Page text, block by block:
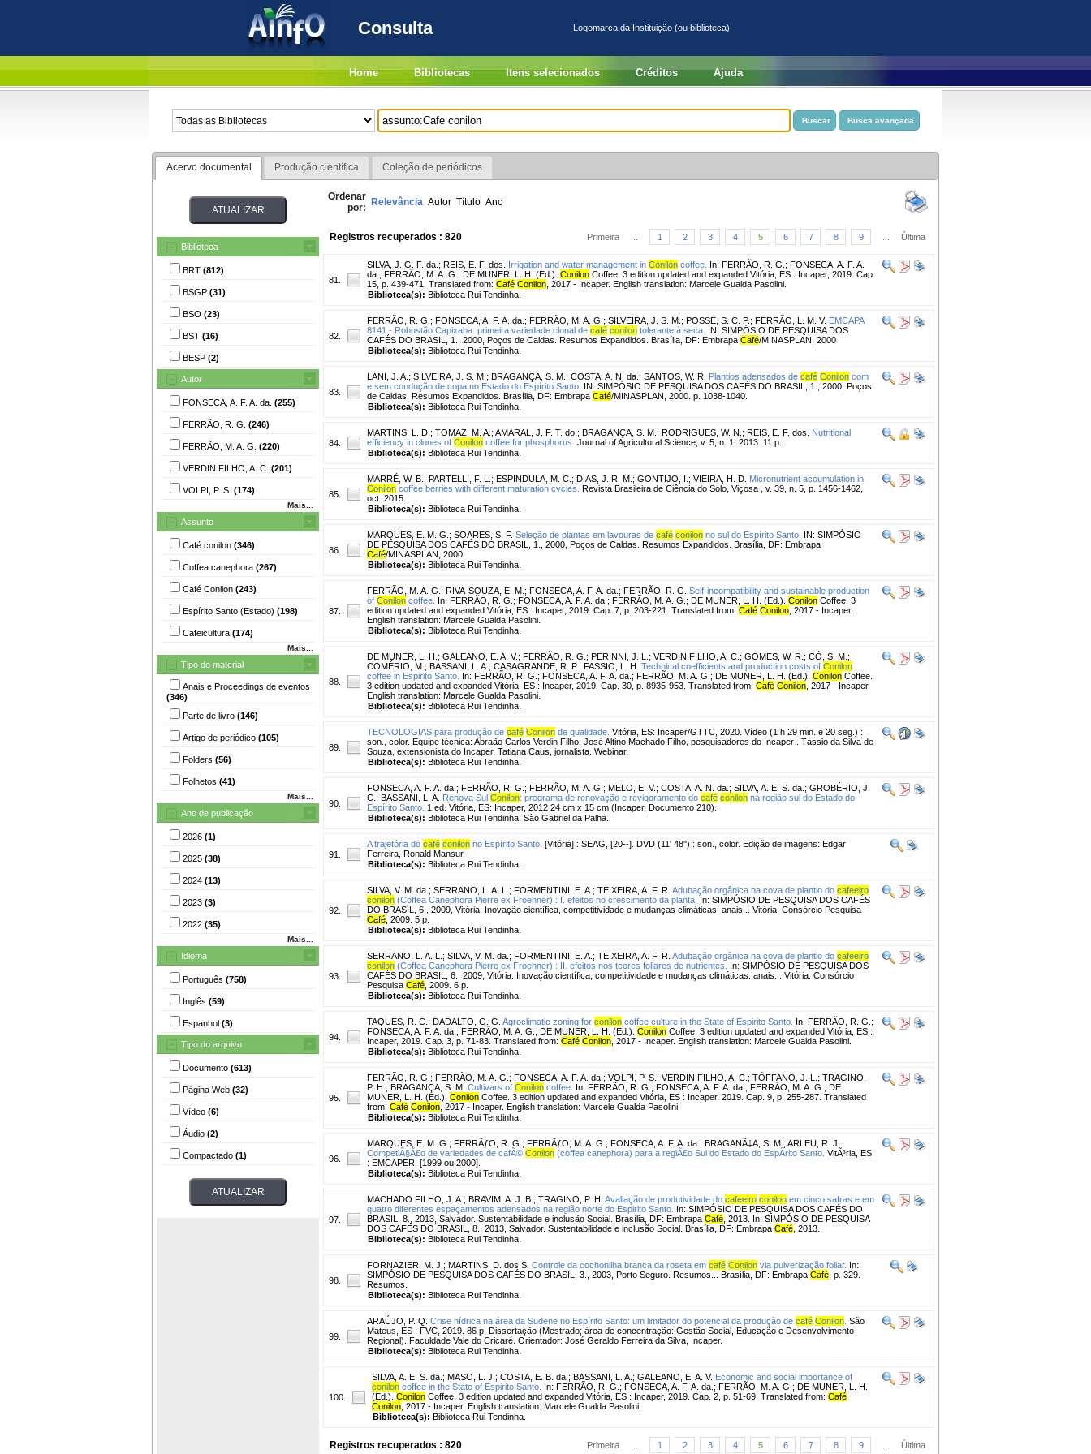
Consulta Logomarca da Instituição (ou biblioteca)
Home Bibliotecas Itens selecionados Créditos Ajuda
Acervo documental Produção científica Coleção de periódicos
Biblioteca
BRT (812)
BSGP (31)
BSO (23)
BST (16)
BESP (2)
Autor
FONSECA, A. F. A. da. (255)
FERRÃO, R. G. (246)
FERRÃO, M. A. G. (220)
VERDIN FILHO, A. C. (201)
VOLPI, P. S. (174)
Mais...
Assunto
Café conilon (346)
Coffea canephora (267)
Café Conilon (243)
Espírito Santo (Estado) (198)
Cafeicultura (174)
Mais...
Tipo do material
Anais e Proceedings de eventos
(346)
Parte de livro (146)
Artigo de periódico (105)
Folders (56)
Folhetos (41)
Mais...
Ano de publicação
2026 (1)
2025 (38)
2024 (13)
2023 (3)
2022 (35)
Mais...
Idioma
Português (758)
Inglês (59)
Espanhol (3)
Tipo do arquivo
Documento (613)
Página Web (32)
Vídeo (6)
Áudio (2)
Compactado (1)
Ordenar
por: Relevância Autor Título Ano
Registros recuperados : 820 Primeira 1 2 3 4 5 6 7 8 9 Última
81.
SILVA, J. G. F. da. ; REIS, E. F. dos. Irrigation and water management in Conilon coffee. In: FERRÃO, R. G.; FONSECA, A. F. A.
da.; FERRÃO, M. A. G.; DE MUNER, L. H. (Ed.). Conilon Coffee. 3 edition updated and expanded Vitória, ES : Incaper, 2019. Cap.
15, p. 439-471. Translated from: Café Conilon , 2017 - Incaper. English translation: Marcele Gualda Pasolini.
Biblioteca(s): Biblioteca Rui Tendinha.
82.
FERRÃO, R. G. ; FONSECA, A. F. A. da. ; FERRÃO, M. A. G. ; SILVEIRA, J. S. M. ; POSSE, S. C. P. ; FERRÃO, L. M. V. EMCAPA
8141 - Robustão Capixaba: primeira variedade clonal de café conilon tolerante à seca. IN: SIMPÓSIO DE PESQUISA DOS
CAFÉS DO BRASIL, 1., 2000, Poços de Caldas. Resumos Expandidos. Brasília, DF: Embrapa Café/MINASPLAN, 2000
Biblioteca(s): Biblioteca Rui Tendinha.
83.
LANI, J. A. ; SILVEIRA, J. S. M. ; BRAGANÇA, S. M. ; COSTA, A. N. da. ; SANTOS, W. R. Plantios adensados de café Conilon com
e sem condução de copa no Estado do Espírito Santo. IN: SIMPÓSIO DE PESQUISA DOS CAFÉS DO BRASIL, 1., 2000, Poços
de Caldas. Resumos Expandidos. Brasília, DF: Embrapa Café/MINASPLAN, 2000. p. 1038-1040.
Biblioteca(s): Biblioteca Rui Tendinha.
84.
MARTINS, L. D. ; TOMAZ, M. A. ; AMARAL, J. F. T. do. ; BRAGANÇA, S. M. ; RODRIGUES, W. N. ; REIS, E. F. dos.
Nutritional
efficiency in clones of Conilon coffee for phosphorus. Journal of Agricultural Science; v. 5, n. 1, 2013. 11 p.
Biblioteca(s): Biblioteca Rui Tendinha.
85.
MARRÉ, W. B. ; PARTELLI, F. L. ; ESPINDULA, M. C. ; DIAS, J. R. M. ; GONTIJO, I. ; VIEIRA, H. D. Micronutrient accumulation in
Conilon coffee berries with different maturation cycles. Revista Brasileira de Ciência do Solo, Viçosa , v. 39, n. 5, p. 1456-1462,
oct. 2015.
Biblioteca(s): Biblioteca Rui Tendinha.
86.
MARQUES, E. M. G. ; SOARES, S. F. Seleção de plantas em lavouras de café conilon no sul do Espírito Santo. IN: SIMPÓSIO
DE PESQUISA DOS CAFÉS DO BRASIL, 1., 2000, Poços de Caldas. Resumos Expandidos. Brasília, DF: Embrapa
Café/MINASPLAN, 2000
Biblioteca(s): Biblioteca Rui Tendinha.
87.
FERRÃO, M. A. G. ; RIVA-SOUZA, E. M. ; FONSECA, A. F. A. da. ; FERRÃO, R. G. Self-incompatibility and sustainable production
of Conilon coffee. In: FERRÃO, R. G.; FONSECA, A. F. A. da.; FERRÃO, M. A. G.; DE MUNER, L. H. (Ed.). Conilon Coffee. 3
edition updated and expanded Vitória, ES : Incaper, 2019. Cap. 7, p. 203-221. Translated from: Café Conilon , 2017 - Incaper.
English translation: Marcele Gualda Pasolini.
Biblioteca(s): Biblioteca Rui Tendinha.
88.
DE MUNER, L. H. ; GALEANO, E. A. V.; FERRÃO, R. G. ; PERINNI, J. L. ; VERDIN FILHO, A. C. ; GOMES, W. R. ; CÓ, S. M. ;
COMÉRIO, M. ; BASSANI, L. A. ; CASAGRANDE, R. P. ; FASSIO, L. H. Technical coefficients and production costs of Conilon
coffee in Espirito Santo. In: FERRÃO, R. G.; FONSECA, A. F. A. da.; FERRÃO, M. A. G.; DE MUNER, L. H. (Ed.). Conilon Coffee.
3 edition updated and expanded Vitória, ES : Incaper, 2019. Cap. 30, p. 8935-953. Translated from: Café Conilon , 2017 - Incaper.
English translation: Marcele Gualda Pasolini.
Biblioteca(s): Biblioteca Rui Tendinha.
89.
TECNOLOGIAS para produção de café Conilon de qualidade. Vitória, ES: Incaper/GTTC, 2020. Vídeo (1 h 29 min. e 20 seg.) :
son., color. Equipe técnica: Abraão Carlos Verdin Filho, José Altino Machado Filho, pesquisadores do Incaper . Tássio da Silva de
Souza, extensionista do Incaper. Tatiana Caus, jornalista. Webinar.
Biblioteca(s): Biblioteca Rui Tendinha.
90.
FONSECA, A. F. A. da. ; FERRÃO, R. G. ; FERRÃO, M. A. G. ; MELO, E. V.; COSTA, A. N. da. ; SILVA, A. E. S. da. ; GROBÉRIO, J.
C. ; BASSANI, L. A. Renova Sul Conilon: programa de renovação e revigoramento do café conilon na região sul do Estado do
Espírito Santo. 1 ed. Vitória, ES: Incaper, 2012 24 cm x 15 cm (Incaper, Documento 210).
Biblioteca(s): Biblioteca Rui Tendinha; São Gabriel da Palha.
91.
A trajetória do café conilon no Espírito Santo. [Vitória] : SEAG, [20--]. DVD (11' 48'') : son., color. Edição de imagens: Edgar
Ferreira, Ronald Mansur.
Biblioteca(s): Biblioteca Rui Tendinha.
92.
SILVA, V. M. da. ; SERRANO, L. A. L. ; FORMENTINI, E. A. ; TEIXEIRA, A. F. R. Adubação orgânica na cova de plantio do cafeeiro
conilon (Coffea Canephora Pierre ex Froehner) : I. efeitos no crescimento da planta. In: SIMPÓSIO DE PESQUISA DOS CAFÉS
DO BRASIL, 6., 2009, Vitória. Inovação científica, competitividade e mudanças climáticas: anais... Vitória: Consórcio Pesquisa
Café , 2009. 5 p.
Biblioteca(s): Biblioteca Rui Tendinha.
93.
SERRANO, L. A. L. ; SILVA, V. M. da. ; FORMENTINI, E. A. ; TEIXEIRA, A. F. R. Adubação orgânica na cova de plantio do cafeeiro
conilon (Coffea Canephora Pierre ex Froehner) : II. efeitos nos teores foliares de nutrientes.
In: SIMPÓSIO DE PESQUISA DOS
CAFÉS DO BRASIL, 6., 2009, Vitória. Inovação científica, competitividade e mudanças climáticas: anais... Vitória: Consórcio
Pesquisa Café , 2009. 6 p.
Biblioteca(s): Biblioteca Rui Tendinha.
94.
TAQUES, R. C. ; DADALTO, G. G. Agroclimatic zoning for conilon coffee culture in the State of Espirito Santo. In: FERRÃO, R. G.;
FONSECA, A. F. A. da.; FERRÃO, M. A. G.; DE MUNER, L. H. (Ed.). Conilon Coffee. 3 edition updated and expanded Vitória, ES :
Incaper, 2019. Cap. 3, p. 71-83. Translated from: Café Conilon , 2017 - Incaper. English translation: Marcele Gualda Pasolini.
Biblioteca(s): Biblioteca Rui Tendinha.
95.
FERRÃO, R. G. ; FERRÃO, M. A. G. ; FONSECA, A. F. A. da. ; VOLPI, P. S. ; VERDIN FILHO, A. C. ; TÓFFANO, J. L. ; TRAGINO,
P. H. ; BRAGANÇA, S. M. Cultivars of Conilon coffee. In: FERRÃO, R. G.; FONSECA, A. F. A. da.; FERRÃO, M. A. G.; DE
MUNER, L. H. (Ed.). Conilon Coffee. 3 edition updated and expanded Vitória, ES : Incaper, 2019. Cap. 9, p. 255-287. Translated
from: Café Conilon , 2017 - Incaper. English translation: Marcele Gualda Pasolini.
Biblioteca(s): Biblioteca Rui Tendinha.
96.
MARQUES, E. M. G. ; FERRÃƒO, R. G. ; FERRÃƒO, M. A. G. ; FONSECA, A. F. A. da. ; BRAGANÃ‡A, S. M. ; ARLEU, R. J.
CompetiÃ§Ã£o de variedades de cafÃ© Conilon (coffea canephora) para a regiÃ£o Sul do Estado do EspÃ­rito Santo. VitÃ³ria, ES
: EMCAPER, [1999 ou 2000].
Biblioteca(s): Biblioteca Rui Tendinha.
97.
MACHADO FILHO, J. A. ; BRAVIM, A. J. B. ; TRAGINO, P. H. Avaliação de produtividade do cafeeiro conilon em cinco safras e em
quatro diferentes espaçamentos adensados na região norte do Espirito Santo. In: SIMPÓSIO DE PESQUISA DOS CAFÉS DO
BRASIL, 8., 2013, Salvador. Sustentabilidade e inclusão Social. Brasília, DF: Embrapa Café , 2013. In: SIMPÓSIO DE PESQUISA
DOS CAFÉS DO BRASIL, 8., 2013, Salvador. Sustentabilidade e inclusão Social. Brasília, DF: Embrapa Café , 2013.
Biblioteca(s): Biblioteca Rui Tendinha.
98.
FORNAZIER, M. J. ; MARTINS, D. dos S. Controle da cochonilha branca da roseta em café Conilon via pulverização foliar. In:
SIMPÓSIO DE PESQUISA DOS CAFÉS DO BRASIL, 3., 2003, Porto Seguro. Resumos... Brasília, DF: Embrapa Café , p. 329.
Resumos.
Biblioteca(s): Biblioteca Rui Tendinha.
99.
ARAÚJO, P. Q. Crise hídrica na área da Sudene no Espírito Santo: um limitador do potencial da produção de café Conilon São
Mateus, ES : FVC, 2019. 86 p. Dissertação (Mestrado; área de concentração: Gestão Social, Educação e Desenvolvimento
Regional). Faculdade Vale do Cricaré. Orientador: José Geraldo Ferreira da Silva, Incaper.
Biblioteca(s): Biblioteca Rui Tendinha.
100.
SILVA, A. E. S. da. ; MASO, L. J. ; COSTA, E. B. da. ; BASSANI, L. A. ; GALEANO, E. A. V. Economic and social importance of
conilon coffee in the State of Espirito Santo. In: FERRÃO, R. G.; FONSECA, A. F. A. da.; FERRÃO, M. A. G.; DE MUNER, L. H.
(Ed.). Conilon Coffee. 3 edition updated and expanded Vitória, ES : Incaper, 2019. Cap. 2, p. 51-69. Translated from: Café
Conilon , 2017 - Incaper. English translation: Marcele Gualda Pasolini.
Biblioteca(s): Biblioteca Rui Tendinha.
Registros recuperados : 820 Primeira 1 2 3 4 5 6 7 8 9 Última